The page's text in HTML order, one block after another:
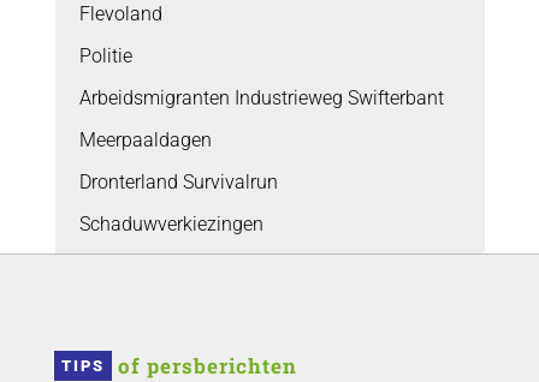
Flevoland
Politie
Arbeidsmigranten Industrieweg Swifterbant
Meerpaaldagen
Dronterland Survivalrun
Schaduwverkiezingen
TIPS of persberichten